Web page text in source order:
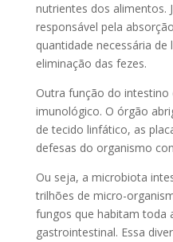
nutrientes dos alimentos.
responsável pela
quantidade necessária
eliminação das fezes.
Outra função do
imunológico. O órgão
de tecido linfático, as
defesas do organismo
Ou seja, a microbiota
trilhões de micro-
fungos que habitam toda
gastrointestinal. Essa